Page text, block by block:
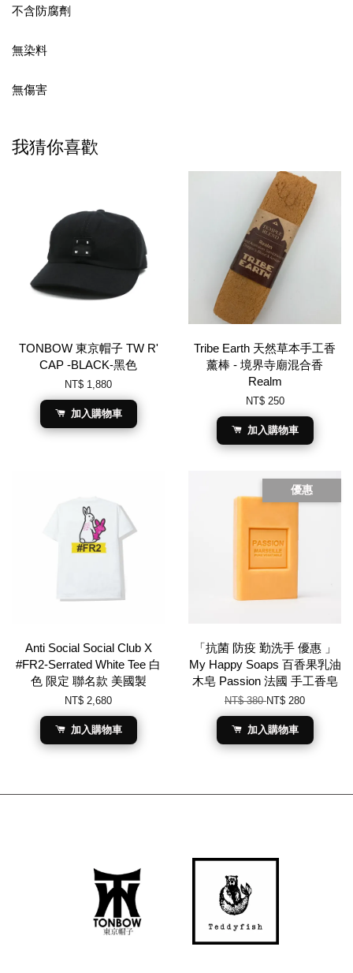
不含防腐劑
無染料
無傷害
我猜你喜歡
TONBOW 東京帽子 TW R'
CAP -BLACK-黑色
NT$ 1,880
加入購物車
Tribe Earth 天然草本手工香
薰棒 - 境界寺廟混合香
Realm
NT$ 250
加入購物車
Anti Social Social Club X
#FR2-Serrated White Tee 白
色 限定 聯名款 美國製
NT$ 2,680
加入購物車
優惠
「抗菌 防疫 勤洗手 優惠 」
My Happy Soaps 百香果乳油
木皂 Passion 法國 手工香皂
NT$ 380NT$ 280
加入購物車